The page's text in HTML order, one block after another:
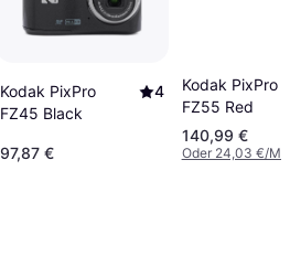
Kodak PixPro
FZ45 Black
4
97,87 €
Kodak PixPro
FZ55 Red
140,99 €
Oder 24,03 €/